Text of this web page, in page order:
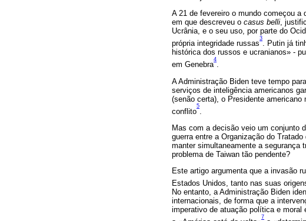
A 21 de fevereiro o mundo começou
em que descreveu o casus belli,
Ucrânia, e o seu uso, por parte do
própria integridade russas
3
. Putin já
histórica dos russos e ucranianos» -
em Genebra
4
.
A Administração Biden teve tempo
serviços de inteligência americanos
(senão certa), o Presidente
conflito
5
Mas com a decisão veio um conjunto
guerra entre a Organização do
manter simultaneamente a segurança
problema de Taiwan tão pendente?
Este artigo argumenta que a invasão
Estados Unidos, tanto nas suas
No entanto, a Administração Biden
internacionais, de forma que a
imperativo de atuação política e
7